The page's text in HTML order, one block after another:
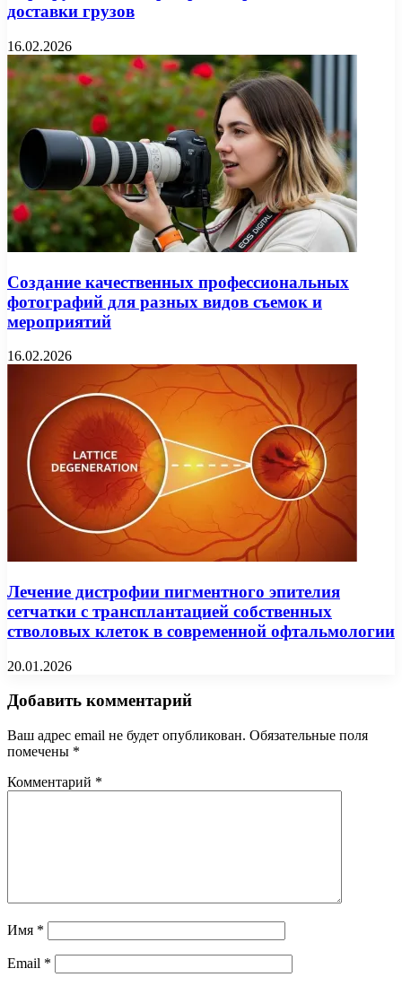
доставки грузов
16.02.2026
Создание качественных профессиональных
фотографий для разных видов съемок и
мероприятий
16.02.2026
Лечение дистрофии пигментного эпителия
сетчатки с трансплантацией собственных
стволовых клеток в современной офтальмологии
20.01.2026
Добавить комментарий
Ваш адрес email не будет опубликован. Обязательные поля
помечены *
Комментарий *
Имя *
Email *